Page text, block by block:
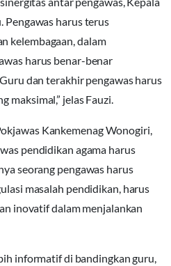
Pengawas harus terus
kelembagaan, dalam
harus benar-benar
dan terakhir pengawas harus
maksimal,” jelas Fauzi.
Kankemenag Wonogiri,
pendidikan agama harus
seorang pengawas harus
masalah pendidikan, harus
inovatif dalam menjalankan
informatif di bandingkan guru,